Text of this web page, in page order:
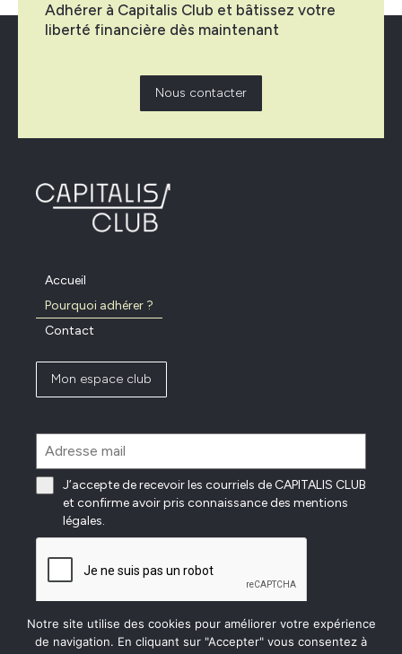
Adhérer à Capitalis Club et bâtissez votre
liberté financière dès maintenant
Nous contacter
Accueil
Pourquoi adhérer ?
Contact
Mon espace club
J’accepte de recevoir les courriels de CAPITALIS CLUB
et confirme avoir pris connaissance des mentions
légales.
Recevoir des informations
Notre site utilise des cookies pour améliorer votre expérience
de navigation. En cliquant sur "Accepter" vous consentez à